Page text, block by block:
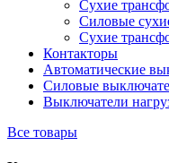
Сухие
Силовые
Сухие
Контакторы
Автоматические
Силовые
Выключатели
Все товары